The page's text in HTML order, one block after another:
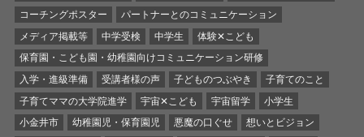
コーチングポスター
パートナーとのコミュニケーション
メディア掲載等
中学受検 中学生
体験✕こども
保育園・こども園・幼稚園向けコミュニケーション研修
入学・進級準備
受講者様の声 子どものつぶやき
子育てのこと
子育てママの大学院進学
宇宙✕こども 宇宙留学
小学生
小金井市
幼稚園児・保育園児 悪魔の口ぐせ
想いとビジョン